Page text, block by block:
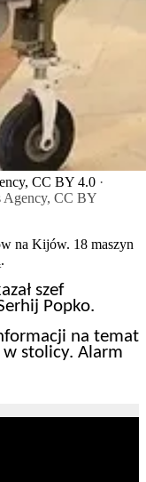
CC BY 4.0 ·
Agency, CC BY
na Kijów. 18 maszyn
szef
Popko.
na temat
stolicy. Alarm